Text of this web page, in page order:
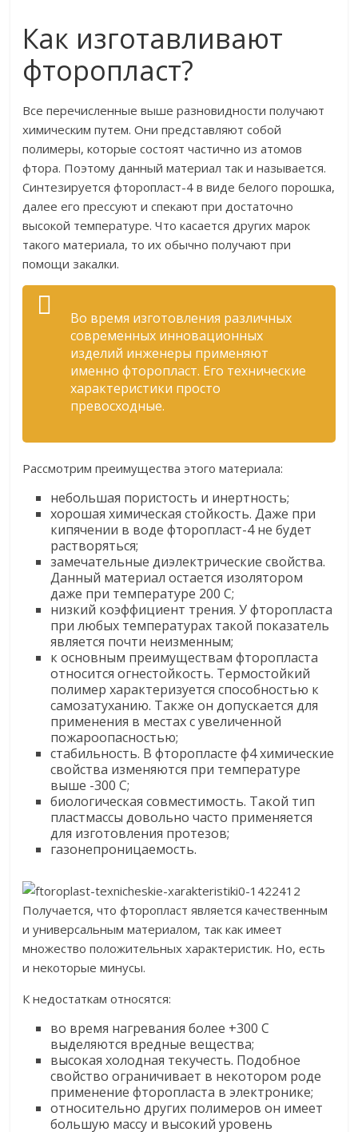
Как изготавливают
фторопласт?
Все перечисленные выше разновидности получают
химическим путем. Они представляют собой
полимеры, которые состоят частично из атомов
фтора. Поэтому данный материал так и называется.
Синтезируется фторопласт-4 в виде белого порошка,
далее его прессуют и спекают при достаточно
высокой температуре. Что касается других марок
такого материала, то их обычно получают при
помощи закалки.
Во время изготовления различных
современных инновационных
изделий инженеры применяют
именно фторопласт. Его технические
характеристики просто
превосходные.
Рассмотрим преимущества этого материала:
небольшая пористость и инертность;
хорошая химическая стойкость. Даже при
кипячении в воде фторопласт-4 не будет
растворяться;
замечательные диэлектрические свойства.
Данный материал остается изолятором
даже при температуре 200 С;
низкий коэффициент трения. У фторопласта
при любых температурах такой показатель
является почти неизменным;
к основным преимуществам фторопласта
относится огнестойкость. Термостойкий
полимер характеризуется способностью к
самозатуханию. Также он допускается для
применения в местах с увеличенной
пожароопасностью;
стабильность. В фторопласте ф4 химические
свойства изменяются при температуре
выше -300 С;
биологическая совместимость. Такой тип
пластмассы довольно часто применяется
для изготовления протезов;
газонепроницаемость.
Получается, что фторопласт является качественным
и универсальным материалом, так как имеет
множество положительных характеристик. Но, есть
и некоторые минусы.
К недостаткам относятся:
во время нагревания более +300 С
выделяются вредные вещества;
высокая холодная текучесть. Подобное
свойство ограничивает в некотором роде
применение фторопласта в электронике;
относительно других полимеров он имеет
большую массу и высокий уровень